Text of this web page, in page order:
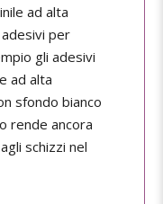
ad alta
per
gli adesivi
ad alta
sfondo bianco
rende ancora
schizzi nel